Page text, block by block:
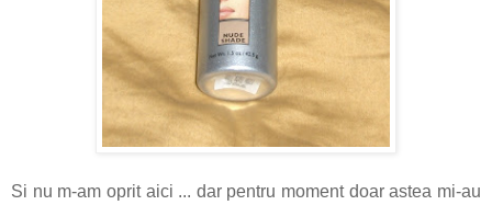
Si nu m-am oprit aici ... dar pentru moment doar astea mi-au